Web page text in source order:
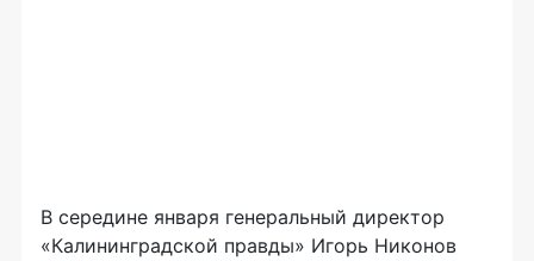
В середине января генеральный директор
«Калининградской правды» Игорь Никонов